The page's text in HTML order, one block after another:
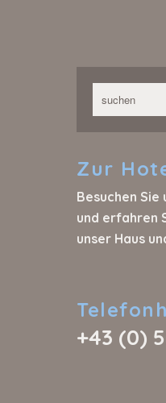
Zur
Besuchen
und erfahren
unser Haus
+43 (0)